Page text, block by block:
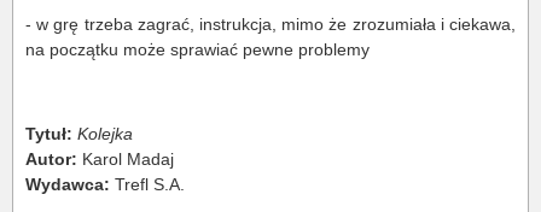
- w grę trzeba zagrać, instrukcja, mimo że zrozumiała i ciekawa,
na początku może sprawiać pewne problemy
Tytuł: Kolejka
Autor: Karol Madaj
Wydawca: Trefl S.A.